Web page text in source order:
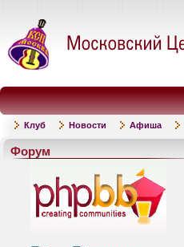
Клуб Новости Афиша
Форум